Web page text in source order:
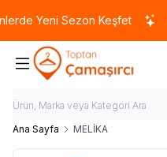
Yeni Sezon Keşfet
Ana Sayfa MELİKA